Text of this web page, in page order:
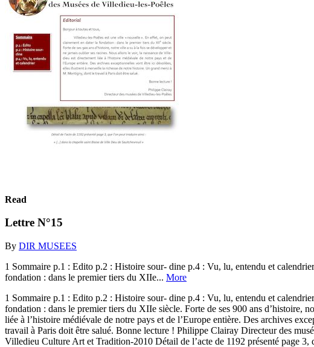
Read
Lettre N°15
By DIR MUSEES
1 Sommaire p.1 : Edito p.2 : Histoire sour- dine p.4 : Vu, lu, entendu et
fondation : dans le premier tiers du XIIe... More
1 Sommaire p.1 : Edito p.2 : Histoire sour- dine p.4 : Vu, lu, entendu et
fondation : dans le premier tiers du XIIe siècle. Forte de ses 900 ans d’histoire,
liée à l’histoire médiévale de notre pays et de l’Europe entière. Des archives
travail à Paris doit être salué. Bonne lecture ! Philippe Clairay Directeur des
Villedieu Culture Art et Tradition-2010 Détail de l’acte de 1192 présenté page